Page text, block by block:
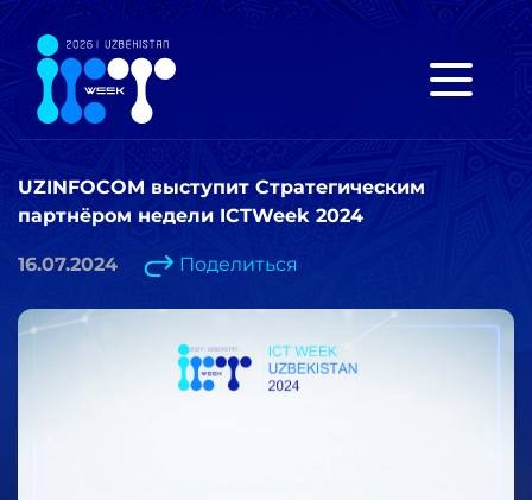
UZINFOCOM выступит Стратегическим
партнёром недели ICTWeek 2024
16.07.2024 Поделиться